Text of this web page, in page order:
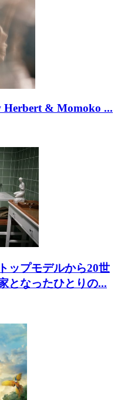
& Momoko ...
ップモデルから20世
となったひとりの...